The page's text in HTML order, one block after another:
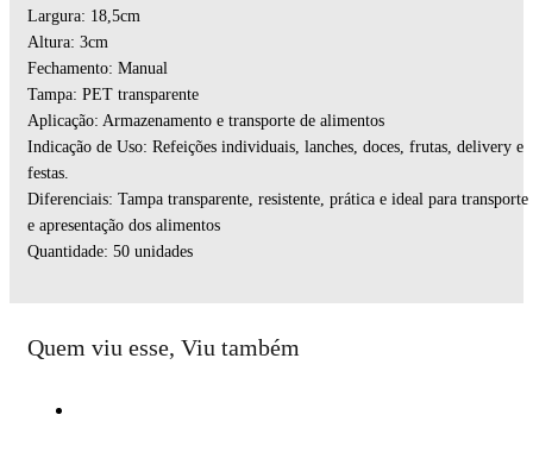
Largura: 18,5cm
Altura: 3cm
Fechamento: Manual
Tampa: PET transparente
Aplicação: Armazenamento e transporte de alimentos
Indicação de Uso: Refeições individuais, lanches, doces, frutas, delivery e
festas.
Diferenciais: Tampa transparente, resistente, prática e ideal para transporte
e apresentação dos alimentos
Quantidade: 50 unidades
Quem viu esse, Viu também